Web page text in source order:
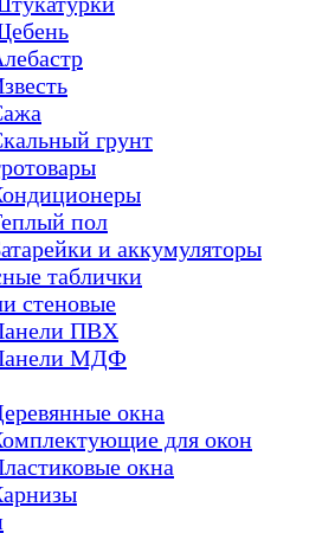
грунт
пол
и аккумуляторы
таблички
стеновые
ПВХ
МДФ
окна
для окон
окна